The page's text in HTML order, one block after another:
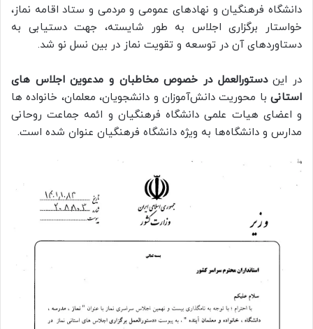
دانشگاه فرهنگیان و نهادهای عمومی و مردمی و ستاد اقامه نماز،
خواستار برگزاری اجلاس به طور شایسته، جهت دستیابی به
دستاوردهای آن در توسعه و تقویت نماز در بین نسل نو شد.
در ایندستورالعمل در خصوص مخاطبان و مدعوین اجلاس های
استانی با محوریت دانش‌آموزان و دانشجویان، معلمان، خانواده ها
و اعضای هیات علمی دانشگاه فرهنگیان و ائمه جماعت روحانی
مدارس و دانشگاه‌ها به ویژه دانشگاه فرهنگیان عنوان شده است.